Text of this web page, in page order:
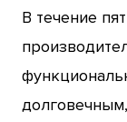
В течение